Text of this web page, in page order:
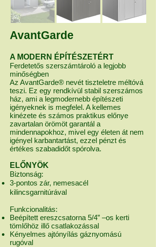
AvantGarde
A MODERN ÉPÍTÉSZETÉRT
Ferdetetős szerszámtároló a legjobb
minőségben
Az AvantGarde® nevét tiszteletre méltóvá
teszi. Ez egy rendkívül stabil szerszámos
ház, ami a legmodernebb építészeti
igényeknek is megfelel. A kellemes
kinézete és számos praktikus előnye
zavartalan örömöt garantál a
mindennapokhoz, mivel egy életen át nem
igényel karbantartást, ezzel pénzt és
értékes szabadidőt spórolva.
ELŐNYÖK
Biztonság:
3-pontos zár, nemesacél
kilincsgarnitúrával
Funkcionalitás:
Beépített ereszcsatorna 5/4” –os kerti
tömlőhöz illő csatlakozással
Kényelmes ajtónyílás gáznyomású
rugóval